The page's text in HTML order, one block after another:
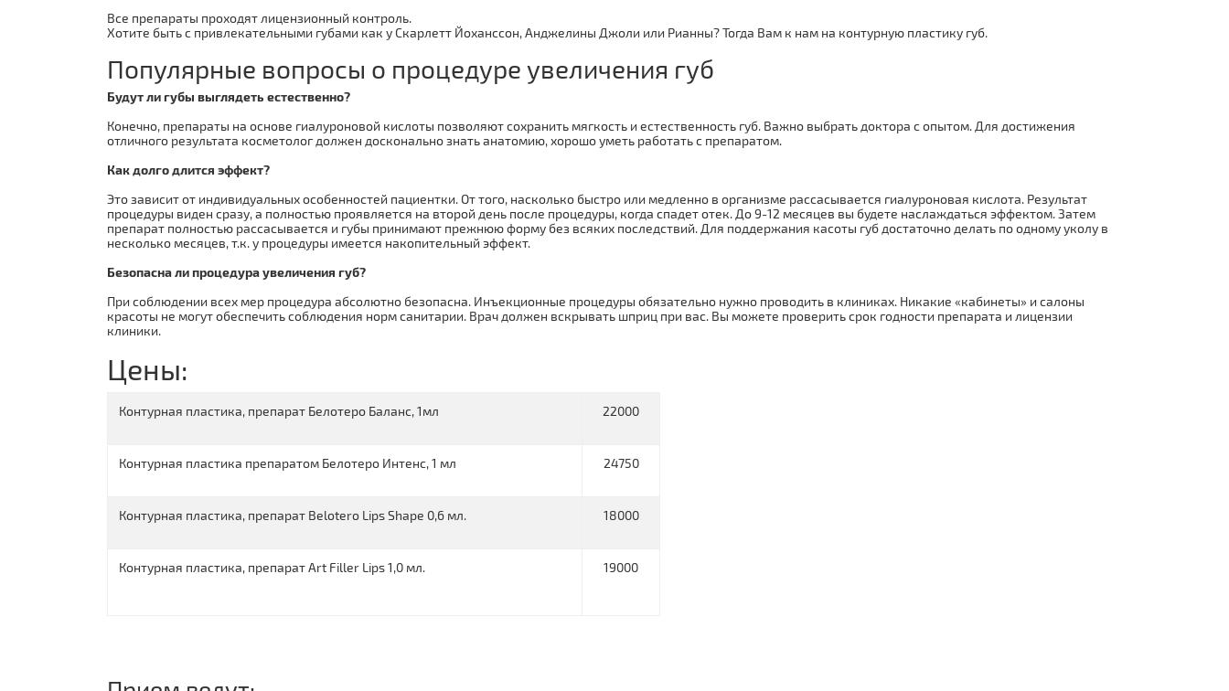
Все препараты проходят лицензионный контроль.
Хотите быть с привлекательными губами как у Скарлетт Йоханссон, Анджелины Джоли или Рианны? Тогда Вам к нам на контурную пластику губ.
Популярные вопросы о процедуре увеличения губ
Будут ли губы выглядеть естественно?
Конечно, препараты на основе гиалуроновой кислоты позволяют сохранить мягкость и естественность губ. Важно выбрать доктора с опытом. Для достижения
отличного результата косметолог должен досконально знать анатомию, хорошо уметь работать с препаратом.
Как долго длится эффект?
Это зависит от индивидуальных особенностей пациентки. От того, насколько быстро или медленно в организме рассасывается гиалуроновая кислота. Результат
процедуры виден сразу, а полностью проявляется на второй день после процедуры, когда спадет отек. До 9-12 месяцев вы будете наслаждаться эффектом. Затем
препарат полностью рассасывается и губы принимают прежнюю форму без всяких последствий. Для поддержания касоты губ достаточно делать по одному уколу в
несколько месяцев, т.к. у процедуры имеется накопительный эффект.
Безопасна ли процедура увеличения губ?
При соблюдении всех мер процедура абсолютно безопасна. Инъекционные процедуры обязательно нужно проводить в клиниках. Никакие «кабинеты» и салоны
красоты не могут обеспечить соблюдения норм санитарии. Врач должен вскрывать шприц при вас. Вы можете проверить срок годности препарата и лицензии
клиники.
Цены:
Контурная пластика, препарат Белотеро Баланс, 1мл 22000
Контурная пластика препаратом Белотеро Интенс, 1 мл 24750
Контурная пластика, препарат Belotero Lips Shape 0,6 мл. 18000
Контурная пластика, препарат Art Filler Lips 1,0 мл. 19000